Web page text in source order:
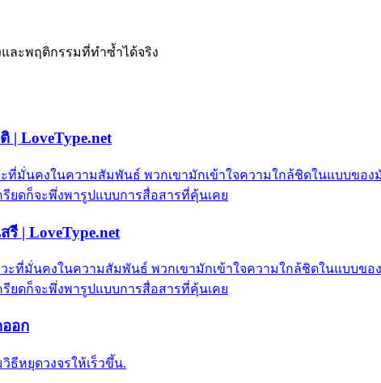
ละพฤติกรรมที่ทำซ้ำได้จริง
| LoveType.net
มั่นคงในความสัมพันธ์ พวกเขามักเข้าใจความใกล้ชิดในแบบขอ
ยดก็จะพึ่งพารูปแบบการสื่อสารที่คุ้นเคย
รี | LoveType.net
ะที่มั่นคงในความสัมพันธ์ พวกเขามักเข้าใจความใกล้ชิดในแบบข
ยดก็จะพึ่งพารูปแบบการสื่อสารที่คุ้นเคย
ออก
วิธีหยุดวงจรให้เร็วขึ้น.